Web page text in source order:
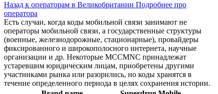
Назад к операторам в Великобритании Подробнее про
оператора
Есть случаи, когда коды мобильной связи занимают не
операторы мобильной связи, а государственные структуры
(военные, железнодорожные, стационарные), провайдеры
фиксированного и широкополосного интернета, научные
организации и др. Некоторые MCCMNC принадлежат
устаревшим юридическим лицам, приобретены другими
участниками рынка или разорились, но коды хранятся в
течение определенного периода в целях сохранения истории.